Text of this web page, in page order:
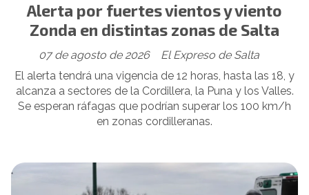
Alerta por fuertes vientos y viento
Zonda en distintas zonas de Salta
El Expreso de Salta
07 de agosto de 2026
El alerta tendrá una vigencia de 12 horas, hasta las 18, y
alcanza a sectores de la Cordillera, la Puna y los Valles.
Se esperan ráfagas que podrían superar los 100 km/h
en zonas cordilleranas.